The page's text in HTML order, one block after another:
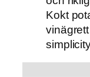
Kokt